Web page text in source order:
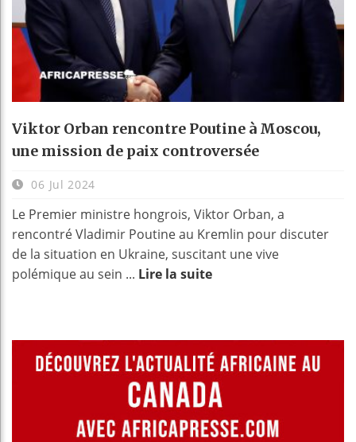
Viktor Orban rencontre Poutine à Moscou,
une mission de paix controversée
06 Jul 2024
Le Premier ministre hongrois, Viktor Orban, a
rencontré Vladimir Poutine au Kremlin pour discuter
de la situation en Ukraine, suscitant une vive
polémique au sein ... Lire la suite